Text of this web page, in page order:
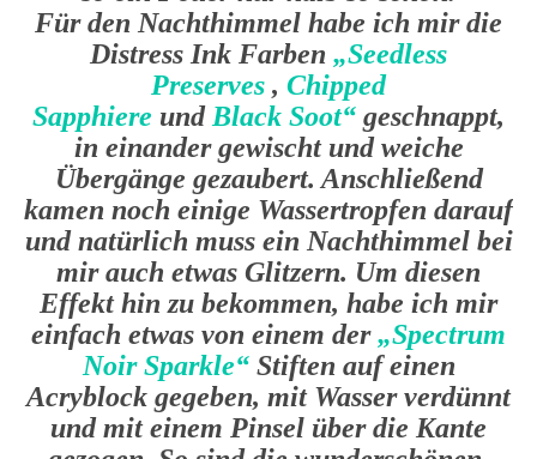
Für den Nachthimmel habe ich mir die
Distress Ink Farben „Seedless
Preserves , Chipped
Sapphiere und Black Soot“ geschnappt,
in einander gewischt und weiche
Übergänge gezaubert. Anschließend
kamen noch einige Wassertropfen darauf
und natürlich muss ein Nachthimmel bei
mir auch etwas Glitzern. Um diesen
Effekt hin zu bekommen, habe ich mir
einfach etwas von einem der„Spectrum
Noir Sparkle“Stiften auf einen
Acryblock gegeben, mit Wasser verdünnt
und mit einem Pinsel über die Kante